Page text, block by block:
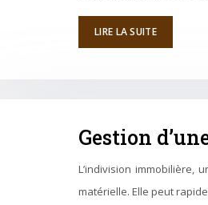
LIRE LA SUITE
Gestion
L’indivision immobilière,
matérielle. Elle peut